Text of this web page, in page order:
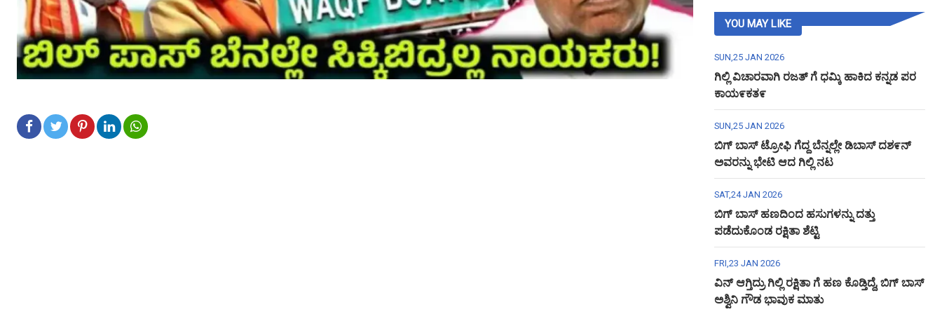
YOU MAY LIKE
SUN,25 JAN 2026
ಗಿಲ್ಲಿ ವಿಚಾರವಾಗಿ ರಜತ್ ಗೆ ಧಮ್ಕಿ ಹಾಕಿದ ಕನ್ನಡ ಪರ
ಕಾಯ೯ಕತ೯
SUN,25 JAN 2026
ಬಿಗ್ ಬಾಸ್ ಟ್ರೋಫಿ ಗೆದ್ದ ಬೆನ್ನಲ್ಲೇ ಡಿಬಾಸ್ ದಶ೯ನ್
ಅವರನ್ನು ಭೇಟಿ ಆದ ಗಿಲ್ಲಿ ನಟ
SAT,24 JAN 2026
ಬಿಗ್ ಬಾಸ್ ಹಣದಿಂದ ಹಸುಗಳನ್ನು ದತ್ತು
ಪಡೆದುಕೊಂಡ ರಕ್ಷಿತಾ ಶೆಟ್ಟಿ
FRI,23 JAN 2026
ವಿನ್ ಆಗ್ತಿದ್ರು ಗಿಲ್ಲಿ ರಕ್ಷಿತಾ ಗೆ ಹಣ ಕೊಡ್ತಿದ್ದೆ, ಬಿಗ್ ಬಾಸ್
ಅಶ್ವಿನಿ ಗೌಡ ಭಾವುಕ ಮಾತು